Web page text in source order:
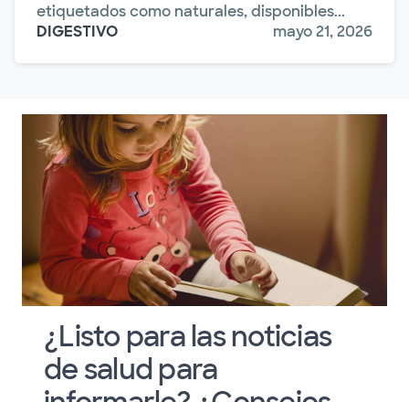
etiquetados como naturales, disponibles...
DIGESTIVO
mayo 21, 2026
¿Listo para las noticias
de salud para